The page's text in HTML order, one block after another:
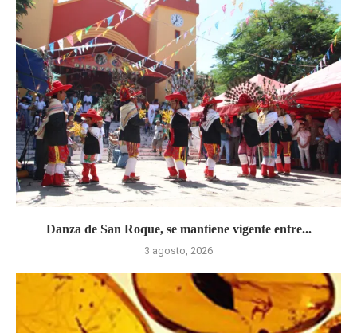
Danza de San Roque, se mantiene vigente entre...
3 agosto, 2026